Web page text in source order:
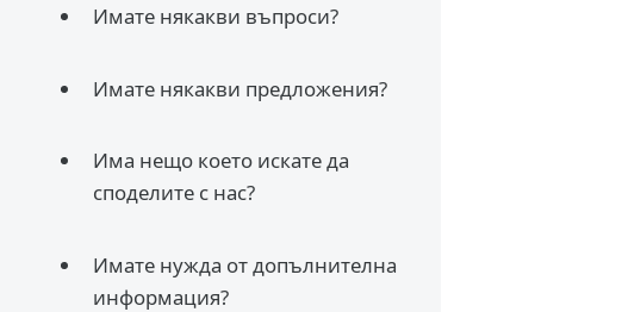
Имате някакви въпроси?
Имате някакви предложения?
Има нещо което искате да
споделите с нас?
Имате нужда от допълнителна
информация?